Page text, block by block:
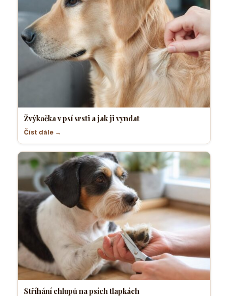
Žvýkačka v psí srsti a jak ji vyndat
Číst dále →
Stříhání chlupů na psích tlapkách